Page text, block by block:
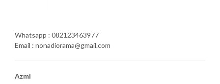
Whatsapp : 082123463977
Email : nonadiorama@gmail.com
Azmi